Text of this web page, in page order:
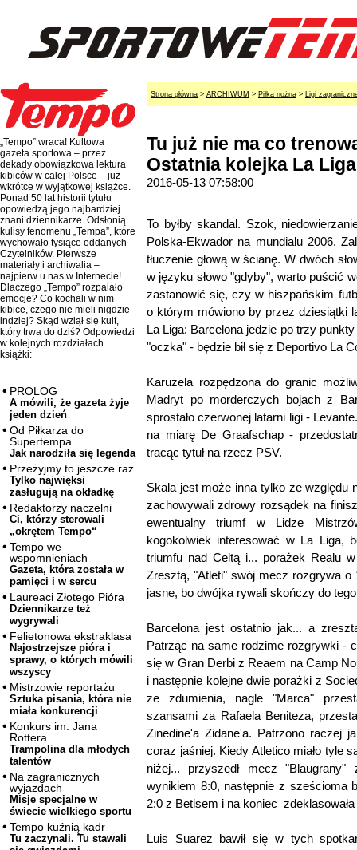
„Tempo” wraca! Kultowa
gazeta sportowa – przez
dekady obowiązkowa lektura
kibiców w całej Polsce – już
wkrótce w wyjątkowej książce.
Ponad 50 lat historii tytułu
opowiedzą jego najbardziej
znani dziennikarze. Odsłonią
kulisy fenomenu „Tempa”, które
wychowało tysiące oddanych
Czytelników. Pierwsze
materiały i archiwalia –
najpierw u nas w Internecie!
Dlaczego „Tempo” rozpalało
emocje? Co kochali w nim
kibice, czego nie mieli nigdzie
indziej? Skąd wziął się kult,
który trwa do dziś? Odpowiedzi
w kolejnych rozdziałach
książki:
PROLOG
A mówili, że gazeta żyje
jeden dzień
Od Piłkarza do
Supertempa
Jak narodziła się legenda
Przeżyjmy to jeszcze raz
Tylko najwięksi
zasługują na okładkę
Redaktorzy naczelni
Ci, którzy sterowali
„okrętem Tempo“
Tempo we
wspomnieniach
Gazeta, która została w
pamięci i w sercu
Laureaci Złotego Pióra
Dziennikarze też
wygrywali
Felietonowa ekstraklasa
Najostrzejsze pióra i
sprawy, o których mówili
wszyscy
Mistrzowie reportażu
Sztuka pisania, która nie
miała konkurencji
Konkurs im. Jana
Rottera
Trampolina dla młodych
talentów
Na zagranicznych
wyjazdach
Misje specjalne w
świecie wielkiego sportu
Tempo kuźnią kadr
Tu zaczynali. Tu stawali
Strona główna > ARCHIWUM > Piłka nożna > Ligi
Tu już nie ma co
Ostatnia kolejka La Liga
2016-05-13 07:58:00
To byłby skandal. Szok,
Polska-Ekwador na mundialu 2006.
tłuczenie głową w ścianę. W dwóch
w języku słowo "gdyby", warto puścić
zastanowić się, czy w hiszpańskim
o którym mówiono by przez dziesiątki
La Liga: Barcelona jedzie po trzy
"oczka" - będzie bił się z Deportivo La
Karuzela rozpędzona do granic
Madryt po morderczych bojach z
sprostało czerwonej latarni ligi -
na miarę De Graafschap -
tracąc tytuł na rzecz PSV.
Skala jest może inna tylko ze względu
zachowywali zdrowy rozsądek na
ewentualny triumf w Lidze
kogokolwiek interesować w La Liga,
triumfu nad Celtą i... porażek Realu
Zresztą, "Atleti" swój mecz rozgrywa
jasne, bo dwójka rywali skończy do
Barcelona jest ostatnio jak... a
Patrząc na same rodzime rozgrywki -
się w Gran Derbi z Reaem na Camp
i następnie kolejne dwie porażki z
ze zdumienia, nagle "Marca"
szansami za Rafaela Beniteza,
Zinedine'a Zidane'a. Patrzono raczej
coraz jaśniej. Kiedy Atletico miało tyle
niżej... przyszedł mecz
wynikiem 8:0, następnie z sześcioma
2:0 z Betisem i na koniec
Luis Suarez bawił się w tych